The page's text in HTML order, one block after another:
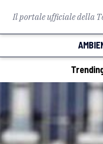
Il portale ufficiale della